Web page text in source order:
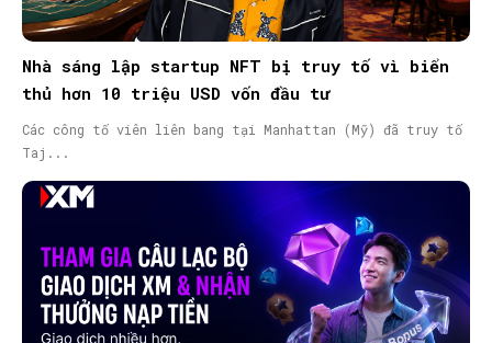
Nhà sáng lập startup NFT bị truy tố vì biển
thủ hơn 10 triệu USD vốn đầu tư
Các công tố viên liên bang tại Manhattan (Mỹ) đã truy tố
Taj...